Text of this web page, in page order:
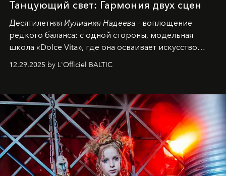
Танцующий свет: Гармония двух сцен
Десятилетняя Иулиания Надеева - воплощение
редкого баланса: с одной стороны, модельная
школа «Dolce Vita», где она осваивает искусство
позы и образа, с другой - подготовительная
балетная студия при хореографическом училище,
танцевального пути за плечами.
12.29.2025 by L'Officiel BALTIC